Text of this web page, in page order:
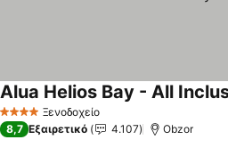
4 ΑστέριαΞενοδοχείο
Alua Helios Bay - All
8,7 Εξαιρετικό 4.107 Obzor